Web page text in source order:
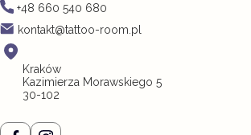
+48 660 540 680
kontakt@tattoo-room.pl
Kraków
Kazimierza Morawskiego 5
30-102